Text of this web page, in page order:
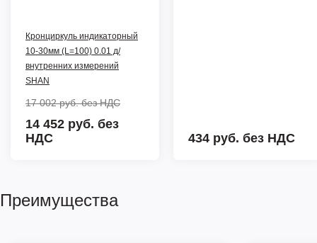
Кронциркуль индикаторный
10-30мм (L=100) 0.01 д/
внутренних измерений
SHAN
17 002 руб.без НДС
14 452 руб. без
НДС
434 руб. без НДС
Преимущества